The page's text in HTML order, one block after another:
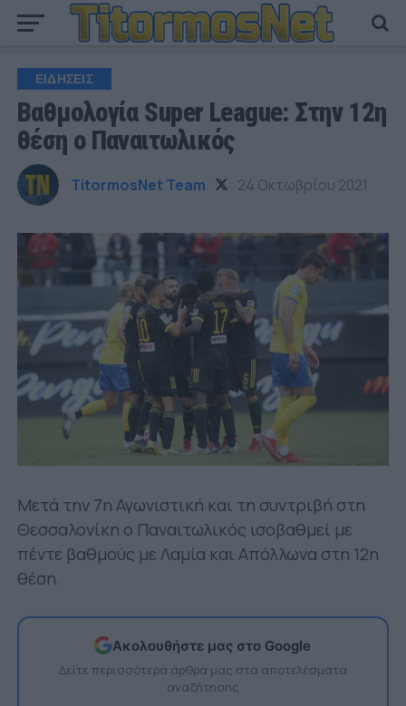
ΕΙΔΗΣΕΙΣ
Βαθμολογία Super League: Στην 12η
θέση ο Παναιτωλικός
TitormosNet Team 24 Οκτωβρίου 2021
Μετά την 7η Αγωνιστική και τη συντριβή στη
Θεσσαλονίκη ο Παναιτωλικός ισοβαθμεί με
πέντε βαθμούς με Λαμία και Απόλλωνα στη 12η
θέση.
Ακολουθήστε μας στο Google
Δείτε περισσότερα άρθρα μας στα αποτελέσματα
αναζήτησης